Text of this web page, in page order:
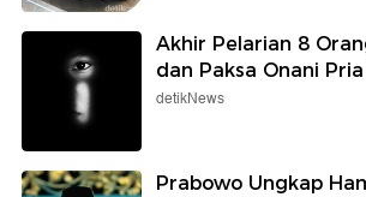
Akhir Pelarian 8
dan Paksa Onani
detikNews
Prabowo Ungkap